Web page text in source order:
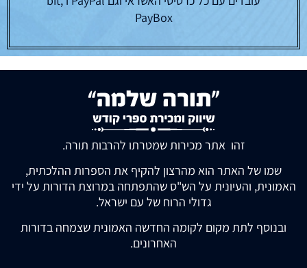
PayBox
זהו אתר מכירות שמטרתו להרבות תורה.
שמו של האתר הוא מהרצון להקיף את הספרות ההלכתית,
האמונית, והעיונית על הש"ס שהתפתחה במרוצת הדורות על ידי
גדולי הרוח של עם ישראל.
ובנוסף לתת מקום לקומה החדשה האמונית שצמחה בדורות
האחרונים.